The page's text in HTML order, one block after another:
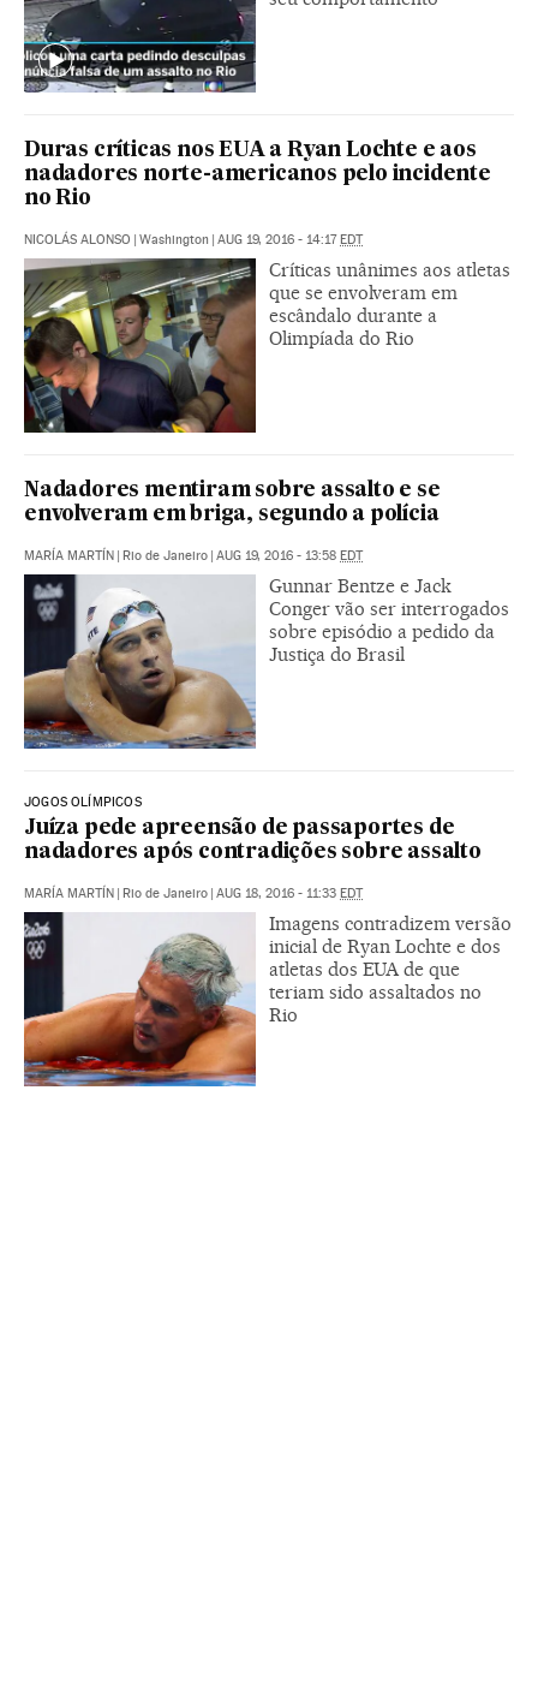
Duras críticas nos EUA a Ryan Lochte e aos
nadadores norte-americanos pelo incidente
no Rio
NICOLÁS ALONSO | Washington | AUG 19, 2016 - 14:17EDT
Críticas unânimes aos atletas
que se envolveram em
escândalo durante a
Olimpíada do Rio
Nadadores mentiram sobre assalto e se
envolveram em briga, segundo a polícia
MARÍA MARTÍN | Rio de Janeiro | AUG 19, 2016 - 13:58 EDT
Gunnar Bentze e Jack
Conger vão ser interrogados
sobre episódio a pedido da
Justiça do Brasil
JOGOS OLÍMPICOS
Juíza pede apreensão de passaportes de
nadadores após contradições sobre assalto
MARÍA MARTÍN | Rio de Janeiro | AUG 18, 2016 - 11:33 EDT
Imagens contradizem versão
inicial de Ryan Lochte e dos
atletas dos EUA de que
teriam sido assaltados no
Rio